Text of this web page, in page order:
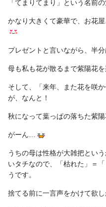
「てまりてまり」という名前
かなり大きくて豪華で、お花
プレゼントと言いながら、半
母も私も花が散るまで紫陽花を
そして、「来年、また花を咲
が、なんと！
秋になって葉っぱの落ちた紫
がーん…
うちの母は性格が大雑把とい
いタチなので、「枯れた」＝
うです。
捨てる前に一言声をかけて欲